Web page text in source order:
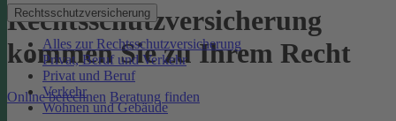
Rechtsschutzversicherung
Alles zur Rechtsschutzversicherung
Privat, Beruf und Verkehr
Privat und Beruf
Verkehr
Wohnen und Gebäude
Rechtsschutzversicherung
kommen Sie zu Ihrem Recht
Online berechnen Beratung finden